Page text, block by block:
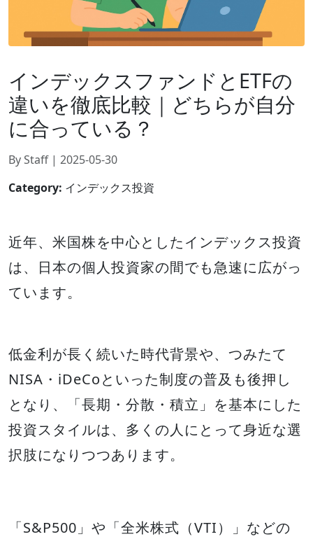
インデックスファンドとETFの
違いを徹底比較｜どちらが自分
に合っている？
By Staff | 2025-05-30
Category: インデックス投資
近年、米国株を中心としたインデックス投資
は、日本の個人投資家の間でも急速に広がっ
ています。
低金利が長く続いた時代背景や、つみたて
NISA・iDeCoといった制度の普及も後押し
となり、「長期・分散・積立」を基本にした
投資スタイルは、多くの人にとって身近な選
択肢になりつつあります。
「S&P500」や「全米株式（VTI）」などの